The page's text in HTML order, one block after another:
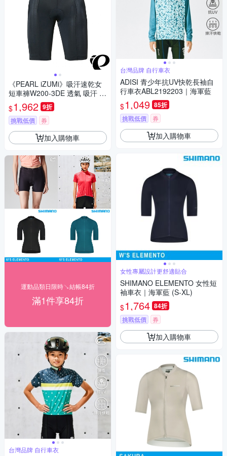
《PEARL iZUMi》吸汗速乾女
短車褲W200-3DE 透氣 吸汗 日
本製 女車褲/單車/飛輪課/運動/
入門款
$1,962 9折
挑戰低價 券
加入購物車
運動品類日限時↘結帳84折
滿1件享84折
台灣品牌 自行車衣
台灣品牌 自行車衣
ADISI 青少年抗UV快乾長袖自
行車衣ABL2192203｜海軍藍
$1,049 85折
挑戰低價 券
加入購物車
女性專屬設計更舒適貼合
SHIMANO ELEMENTO 女性短
袖車衣｜海軍藍 (S-XL)
$1,764 84折
挑戰低價 券
加入購物車